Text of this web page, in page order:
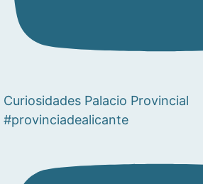
Curiosidades Palacio Provincial
#provinciadealicante